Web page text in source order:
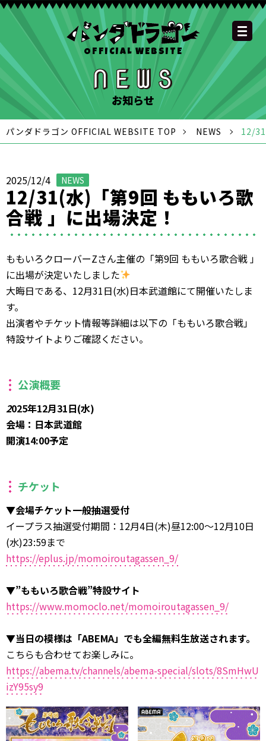
OFFICIAL WEBSITEOFFICIAL SITE TOP
NEWS MEMBER
SCHEDULE DISCOGRAPHY
GOODS
FAQ CONTACT
YOUTUBE
CHANNEL
INSTAGRAM
OFFICIAL
TWITTER
OFFICIAL LINE
ACCOUNT
OFFICIAL
TIKTOK
お知らせ
パンダドラゴン OFFICIAL WEBSITE TOP NEWS 12/
2025/12/4 NEWS
12/31(水)「第9回 ももいろ歌
合戦 」に出場決定！
ももいろクローバーZさん主催の「第9回 ももいろ歌合戦 」
に出場が決定いたしました
大晦日である、12月31日(水)日本武道館にて開催いたしま
す。
出演者やチケット情報等詳細は以下の「ももいろ歌合戦」
特設サイトよりご確認ください。
公演概要
2025年12月31日(水)
会場：日本武道館
開演14:00予定
チケット
▼会場チケット一般抽選受付
イープラス抽選受付期間：12月4日(木)昼12:00～12月10日
(水)23:59まで
https://eplus.jp/momoiroutagassen_9/
▼”ももいろ歌合戦”特設サイト
https://www.momoclo.net/momoiroutagassen_9/
▼当日の模様は「ABEMA」でも全編無料生放送されます。
こちらも合わせてお楽しみに。
https://abema.tv/channels/abema-special/slots/8SmHwU
izY95sy9